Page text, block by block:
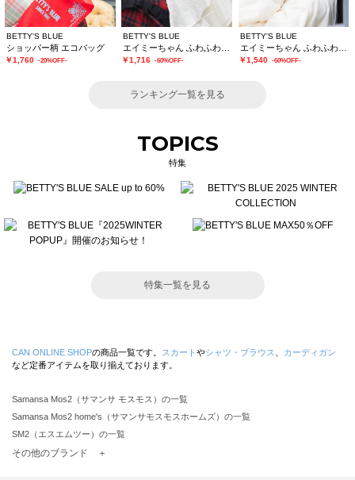
BETTY'S BLUE
ショッパー柄 エコバッグ
￥1,760 -20%OFF-
BETTY'S BLUE
￥1,716 -60%OFF-
BETTY'S BLUE
エイミーちゃん ふわふわイヤーマフ
￥1,540 -60%OFF-
ランキング一覧を見る
TOPICS
特集
特集一覧を見る
CAN ONLINE SHOPの商品一覧です。 スカート やシャツ・ブラウス
カーディガン
など定番アイテムを取り揃えております。
Samansa Mos2（サマンサ モスモス）の一覧
Samansa Mos2 home's（サマンサモスモスホームズ）の一覧
SM2（エスエムツー）の一覧
TSUHARU by Samansa Mos2（ツハルバイサマンサモスモス）の一覧
その他のブランド ＋